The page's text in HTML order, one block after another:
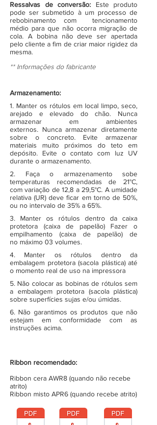
Ressalvas de conversão: Este produto
pode ser submetido à um processo de
rebobinamento com tencionamento
médio para que não ocorra migração de
cola. A bobina não deve ser apertada
pelo cliente a fim de criar maior rigidez da
mesma.
** Informações do fabricante
Armazenamento:
1. Manter os rótulos em local limpo, seco,
arejado e elevado do chão. Nunca
armazenar em ambientes
externos. Nunca armazenar diretamente
sobre o concreto. Evite armazenar
materiais muito próximos do teto em
depósito. Evite o contato com luz UV
durante o armazenamento.
2. Faça o armazenamento sobe
temperaturas recomendadas de 21°C,
com variação de 12,8 a 29,5°C. A umidade
relativa (UR) deve ficar em torno de 50%,
ou no intervalo de 35% a 65%.
3. Manter os rótulos dentro da caixa
protetora (caixa de papelão) Fazer o
empilhamento (caixa de papelão) de
no máximo 03 volumes.
4. Manter os rótulos dentro da
embalagem protetora (sacola plástica) até
o momento real de uso na impressora
5. Não colocar as bobinas de rótulos sem
a embalagem protetora (sacola plástica)
sobre superfícies sujas e/ou úmidas.
6. Não garantimos os produtos que não
estejam em conformidade com as
instruções acima.
Ribbon recomendado:
Ribbon cera AWR8 (quando não recebe
atrito)
Ribbon misto APR6 (quando recebe atrito)